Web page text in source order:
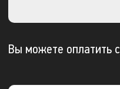
Вы можете оплатить